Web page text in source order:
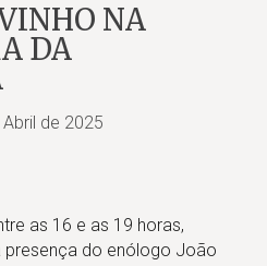
NA
DA
de 2025
as 16 e as 19 horas,
presença do enólogo João